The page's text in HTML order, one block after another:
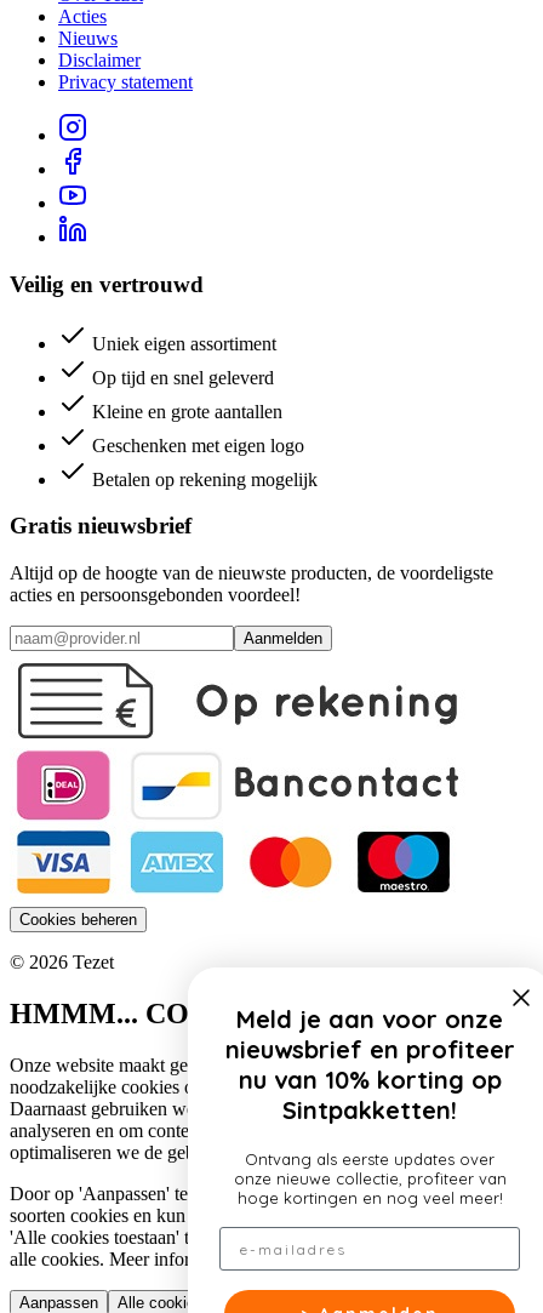
Acties
Nieuws
Disclaimer
Privacy statement
Veilig en vertrouwd
Uniek eigen assortiment
Op tijd en snel geleverd
Kleine en grote aantallen
Geschenken met eigen logo
Betalen op rekening mogelijk
Gratis nieuwsbrief
Altijd op de hoogte van de nieuwste producten, de voordeligste
acties en persoonsgebonden voordeel!
Aanmelden
Cookies beheren
© 2026 Tezet
HMMM... COOKIES!
Onze website maakt gebruik van cookies. Zo gebruiken wij
noodzakelijke cookies om de website functioneel te houden.
Daarnaast gebruiken we cookies om het verkeer op onze website te
analyseren en om content te personaliseren. Op deze manier
optimaliseren we de gebruikerservaring op onze website.
Door op 'Aanpassen' te klikken, lees je meer over de specifieke
soorten cookies en kun je jouw voorkeuren aanpassen. Door op
'Alle cookies toestaan' te klikken, ga je akkoord met het gebruik van
alle cookies. Meer informatie over ons cookiebeleid lees je
Aanpassen Alle cookies toestaan
Meld je aan voor onze
nieuwsbrief en profiteer
nu van 10% korting op
Sintpakketten!
Ontvang als eerste updates over
onze nieuwe collectie, profiteer van
hoge kortingen en nog veel meer!
Email